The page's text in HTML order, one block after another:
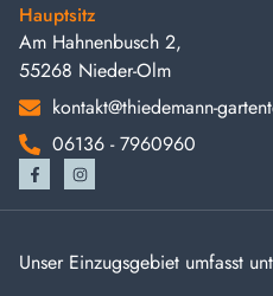
Hauptsitz
Am Hahnenbusch 2,
55268 Nieder-Olm
kontakt@thiedemann-
06136 - 7960960
Unser Einzugsgebiet umfasst